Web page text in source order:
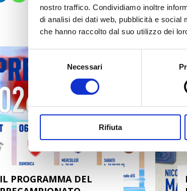
nostro traffico. Condividiamo inoltre
di analisi dei dati web, pubblicità e social
che hanno raccolto dal suo utilizzo dei
Selezione
del
consenso
Necessari
Rifiuta
IL PROGRAMMA DEL